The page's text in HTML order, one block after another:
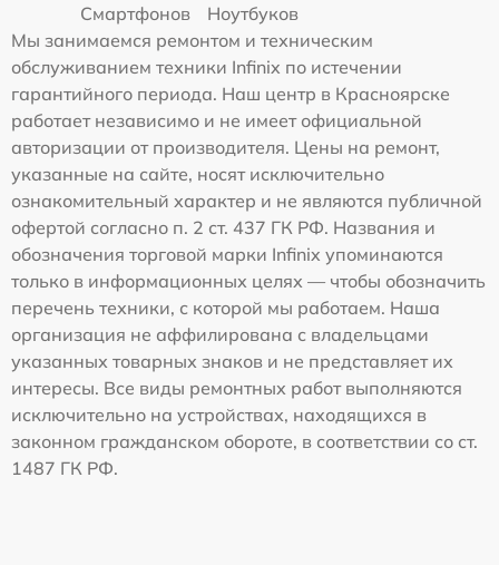
Смартфонов
Ноутбуков
Мы занимаемся ремонтом и техническим
обслуживанием техники Infinix по истечении
гарантийного периода. Наш центр в Красноярске
работает независимо и не имеет официальной
авторизации от производителя. Цены на ремонт,
указанные на сайте, носят исключительно
ознакомительный характер и не являются публичной
офертой согласно п. 2 ст. 437 ГК РФ. Названия и
обозначения торговой марки Infinix упоминаются
только в информационных целях — чтобы обозначить
перечень техники, с которой мы работаем. Наша
организация не аффилирована с владельцами
указанных товарных знаков и не представляет их
интересы. Все виды ремонтных работ выполняются
исключительно на устройствах, находящихся в
законном гражданском обороте, в соответствии со ст.
1487 ГК РФ.